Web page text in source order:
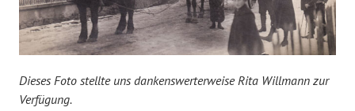
Dieses Foto stellte uns dankenswerterweise Rita Willmann zur
Verfügung.